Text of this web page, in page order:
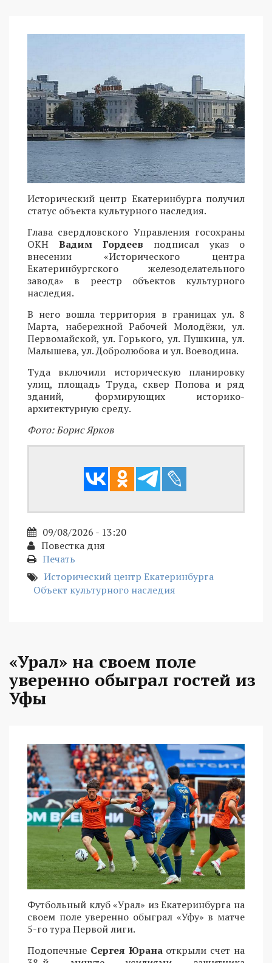
Исторический центр Екатеринбурга получил
статус объекта культурного наследия.
Глава свердловского Управления госохраны
ОКН Вадим Гордеев подписал указ о
внесении «Исторического центра
Екатеринбургского железоделательного
завода» в реестр объектов культурного
наследия.
В него вошла территория в границах ул. 8
Марта, набережной Рабочей Молодёжи, ул.
Первомайской, ул. Горького, ул. Пушкина, ул.
Малышева, ул. Добролюбова и ул. Воеводина.
Туда включили историческую планировку
улиц, площадь Труда, сквер Попова и ряд
зданий, формирующих историко-
архитектурную среду.
Фото: Борис Ярков
09/08/2026 - 13:20
Повестка дня
Печать
Исторический центр Екатеринбурга
Объект культурного наследия
«Урал» на своем поле
уверенно обыграл гостей из
Уфы
Футбольный клуб «Урал» из Екатеринбурга на
своем поле уверенно обыграл «Уфу» в матче
5-го тура Первой лиги.
Подопечные Сергея Юрана открыли счет на